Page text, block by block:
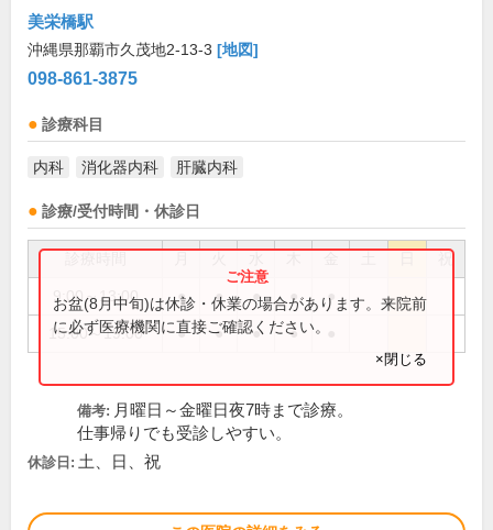
美栄橋駅
沖縄県那覇市久茂地2-13-3 [地図]
098-861-3875
診療科目
内科 消化器内科 肝臓内科
診療/受付時間・休診日
祝
9:00～13:00 ● ● ● ● ●
15:00～19:00 ● ● ● ●
お盆(8月中旬)は休診・休業の場合があります。来院前
に必ず医療機関に直接ご確認ください。
×閉じる
備考: 月曜日～金曜日夜7時まで診療。
仕事帰りでも受診しやすい。
休診日: 土、日、祝